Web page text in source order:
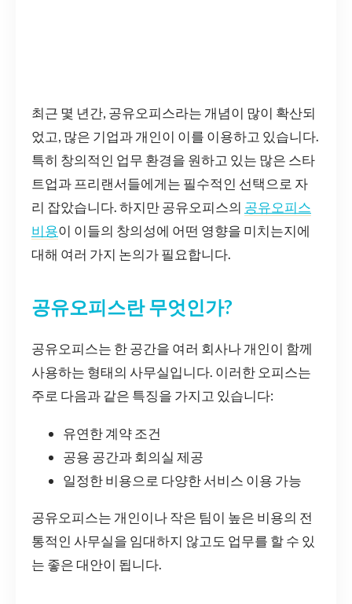
최근 몇 년간, 공유오피스라는 개념이 많이 확산되
었고, 많은 기업과 개인이 이를 이용하고 있습니다.
특히 창의적인 업무 환경을 원하고 있는 많은 스타
트업과 프리랜서들에게는 필수적인 선택으로 자
리 잡았습니다. 하지만 공유오피스의 공유오피스
비용이 이들의 창의성에 어떤 영향을 미치는지에
대해 여러 가지 논의가 필요합니다.
공유오피스란 무엇인가?
공유오피스는 한 공간을 여러 회사나 개인이 함께
사용하는 형태의 사무실입니다. 이러한 오피스는
주로 다음과 같은 특징을 가지고 있습니다:
유연한 계약 조건
공용 공간과 회의실 제공
일정한 비용으로 다양한 서비스 이용 가능
공유오피스는 개인이나 작은 팀이 높은 비용의 전
통적인 사무실을 임대하지 않고도 업무를 할 수 있
는 좋은 대안이 됩니다.